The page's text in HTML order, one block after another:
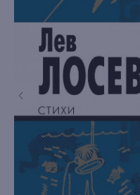
книжный интернет-
из Петербурга